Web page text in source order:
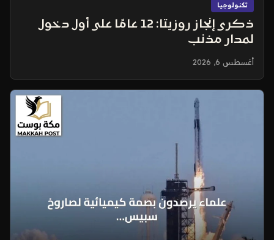
تكنولوجيا
ذكرى إنجاز روزيتا: 12 عامًا على أول دخول
لمدار مذنب
أغسطس 6, 2026